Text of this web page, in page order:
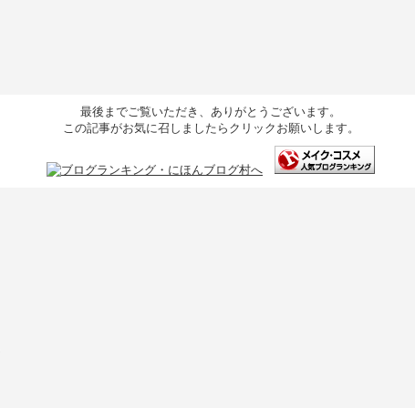
最後までご覧いただき、ありがとうございます。
この記事がお気に召しましたらクリックお願いします。